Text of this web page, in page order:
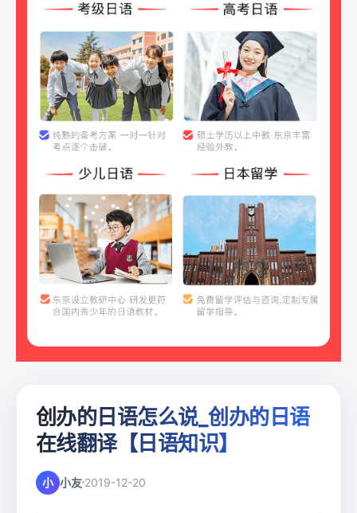
创办的日语怎么说_创办的日语
在线翻译【日语知识】
小 小友 2019-12-20